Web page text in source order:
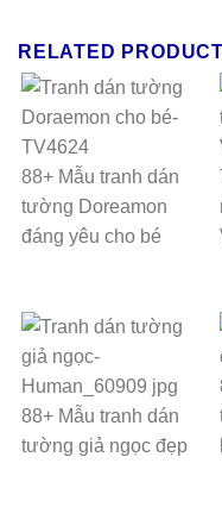
RELATED
88+ Mẫu tranh dán
tường Doreamon
đáng yêu cho bé
88+ Mẫu tranh dán
tường giả ngọc đẹp